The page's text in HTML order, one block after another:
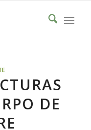
DE